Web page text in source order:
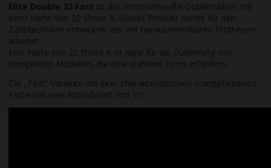
Elite Double 22 Fast ist das meistverkaufte Dubliersilikon mit
einer Härte von 22 Shore A. Dieses Produkt wurde für den
Zahntechniker entwickelt, der mit herausnehmbaren Prothesen
arbeitet.
Eine Härte von 22 Shore A ist ideal für die Dublierung von
kompletten Modellen, die eine stabilere Form erfordern.
Die „Fast“-Variante mit ihrer charakteristischen orangefarbenen
Farbe hat eine Abbindezeit von 10′.